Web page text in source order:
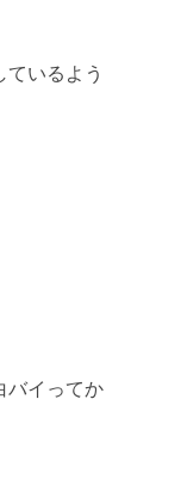
いるよう
バイってか